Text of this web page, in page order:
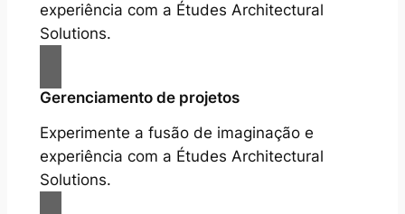
experiência com a Études Architectural
Solutions.
Gerenciamento de projetos
Experimente a fusão de imaginação e
experiência com a Études Architectural
Solutions.